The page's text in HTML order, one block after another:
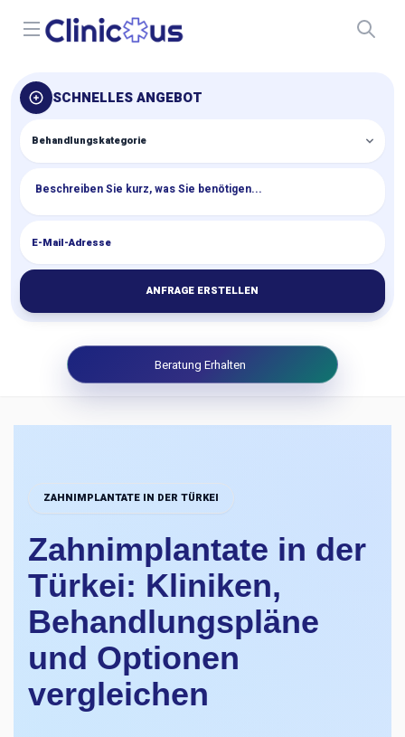
Open menu
SCHNELLES ANGEBOT
ANFRAGE ERSTELLEN
Beratung Erhalten
ZAHNIMPLANTATE IN DER TÜRKEI
Zahnimplantate in der
Türkei: Kliniken,
Behandlungspläne
und Optionen
vergleichen